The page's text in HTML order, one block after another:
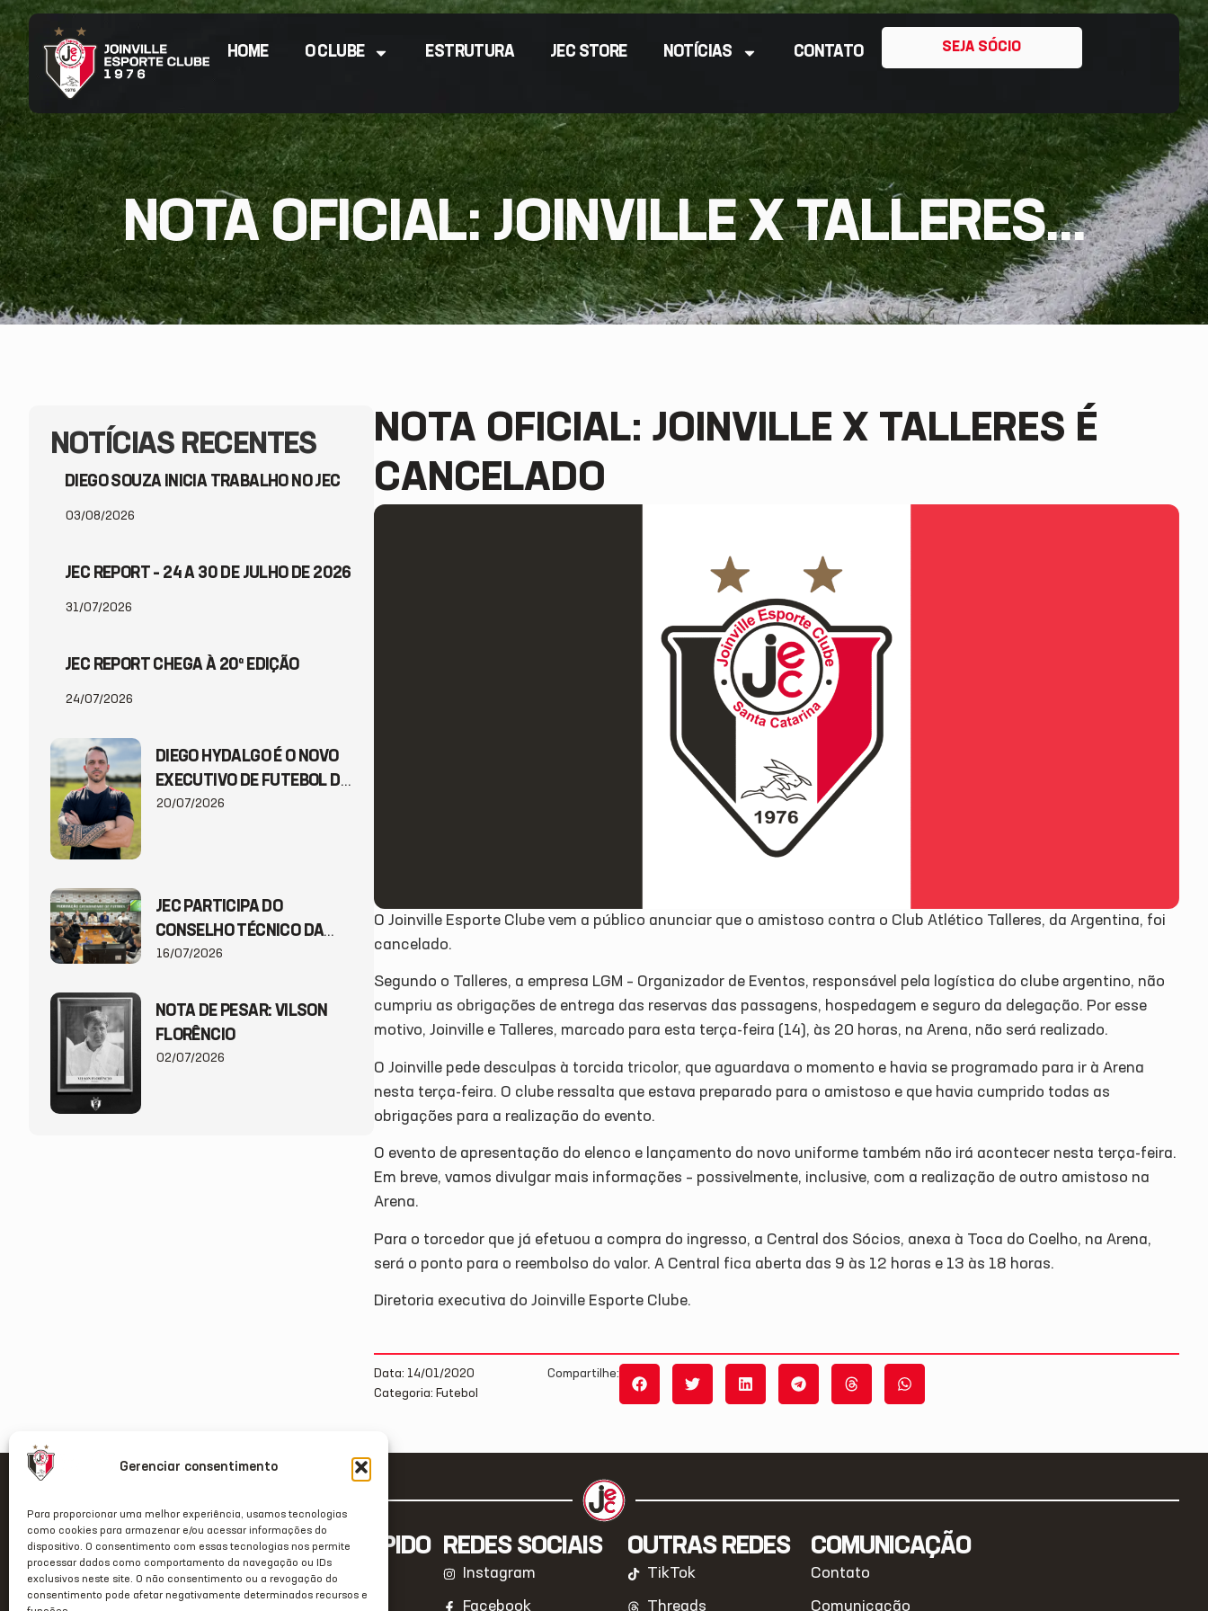
Gerenciar consentimento
Para proporcionar uma melhor experiência, usamos tecnologias
como cookies para armazenar e/ou acessar informações do
dispositivo. O consentimento com essas tecnologias nos permite
processar dados como comportamento da navegação ou IDs
exclusivos neste site. O não consentimento ou a revogação do
consentimento pode afetar negativamente determinados recursos e
HOME O CLUBE ESTRUTURA JEC STORE NOTÍCIAS CONTATO SEJA SÓCIO
NOTA OFICIAL: JOINVILLE X TALLERES...
NOTÍCIAS RECENTES
DIEGO SOUZA INICIA TRABALHO NO JEC
03/08/2026
JEC REPORT – 24 A 30 DE JULHO DE 2026
31/07/2026
JEC REPORT CHEGA À 20ª EDIÇÃO
24/07/2026
DIEGO HYDALGO É O NOVO
EXECUTIVO DE FUTEBOL DO
JEC
20/07/2026
JEC PARTICIPA DO
CONSELHO TÉCNICO DA
COPA SANTA CATARINA
16/07/2026
NOTA DE PESAR: VILSON
FLORÊNCIO
02/07/2026
NOTA OFICIAL: JOINVILLE X TALLERES É
CANCELADO
O Joinville Esporte Clube vem a público anunciar que o amistoso contra o Club Atlético Talleres, da Argentina, foi
cancelado.
Segundo o Talleres, a empresa LGM – Organizador de Eventos, responsável pela logística do clube argentino, não
cumpriu as obrigações de entrega das reservas das passagens, hospedagem e seguro da delegação. Por esse
motivo, Joinville e Talleres, marcado para esta terça-feira (14), às 20 horas, na Arena, não será realizado.
O Joinville pede desculpas à torcida tricolor, que aguardava o momento e havia se programado para ir à Arena
nesta terça-feira. O clube ressalta que estava preparado para o amistoso e que havia cumprido todas as
obrigações para a realização do evento.
O evento de apresentação do elenco e lançamento do novo uniforme também não irá acontecer nesta terça-feira.
Em breve, vamos divulgar mais informações – possivelmente, inclusive, com a realização de outro amistoso na
Arena.
Para o torcedor que já efetuou a compra do ingresso, a Central dos Sócios, anexa à Toca do Coelho, na Arena,
será o ponto para o reembolso do valor. A Central fica aberta das 9 às 12 horas e 13 às 18 horas.
Diretoria executiva do Joinville Esporte Clube.
Data: 14/01/2020
Categoria: Futebol
Compartilhe:
ACESSO RÁPIDO
Home
REDES SOCIAIS
Instagram
Facebook
OUTRAS REDES
TikTok
Threads
COMUNICAÇÃO
Contato
Comunicação